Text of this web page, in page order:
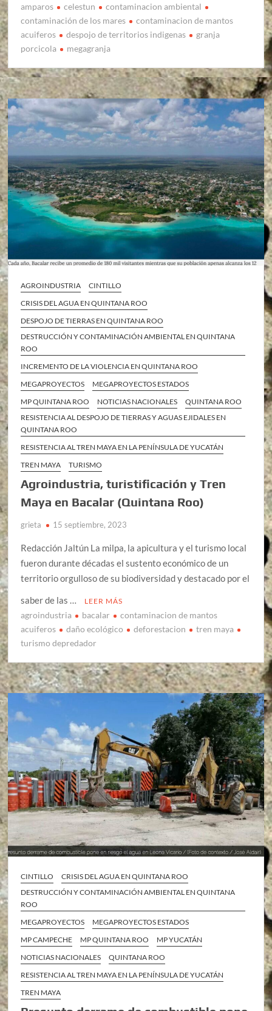
amparos celestun
contaminacion ambiental
contaminación de los mares
contaminacion de mantos
acuiferos
despojo de territorios indigenas
granja
porcicola
megagranja
AGROINDUSTRIA
CINTILLO
CRISIS DEL AGUA EN QUINTANA ROO
DESPOJO DE TIERRAS EN QUINTANA ROO
DESTRUCCIÓN Y CONTAMINACIÓN AMBIENTAL EN QUINTANA
ROO
INCREMENTO DE LA VIOLENCIA EN QUINTANA ROO
MEGAPROYECTOS
MEGAPROYECTOS ESTADOS
MP QUINTANA ROO
NOTICIAS NACIONALES
QUINTANA ROO
RESISTENCIA AL DESPOJO DE TIERRAS Y AGUAS EJIDALES EN
QUINTANA ROO
RESISTENCIA AL TREN MAYA EN LA PENÍNSULA DE YUCATÁN
TREN MAYA
TURISMO
Agroindustria, turistificación y Tren
Maya en Bacalar (Quintana Roo)
grieta 15 septiembre, 2023
Redacción Jaltún La milpa, la apicultura y el turismo local
fueron durante décadas el sustento económico de un
territorio orgulloso de su biodiversidad y destacado por el
saber de las …
LEER MÁS
agroindustria bacalar
contaminacion de mantos
acuiferos
daño ecológico deforestacion
tren maya
turismo depredador
CINTILLO
CRISIS DEL AGUA EN QUINTANA ROO
DESTRUCCIÓN Y CONTAMINACIÓN AMBIENTAL EN QUINTANA
ROO
MEGAPROYECTOS
MEGAPROYECTOS ESTADOS
MP CAMPECHE
MP QUINTANA ROO
MP YUCATÁN
NOTICIAS NACIONALES
QUINTANA ROO
RESISTENCIA AL TREN MAYA EN LA PENÍNSULA DE YUCATÁN
TREN MAYA